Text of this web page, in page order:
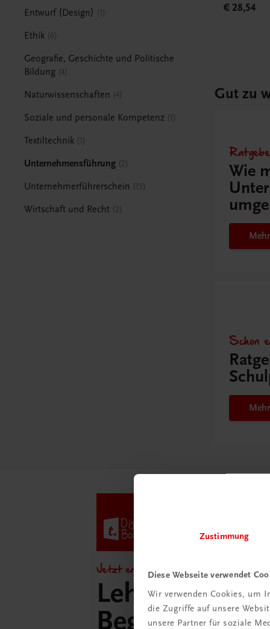
Zustimmung
Diese Webseite verwendet
Wir verwenden Cookies, um
die Zugriffe auf unsere
unsere Partner für soziale
Entwurf (Design) 1
Ethik 6
Geografie, Geschichte und Politische
Bildung 4
Naturwissenschaften 4
Soziale und personale Kompetenz 1
Textiltechnik 1
Unternehmensführung 2
Unternehmerführerschein 15
Wirtschaft und Recht 2
€ 28,54
Gut zu
Wie
Schon
Jetzt entdecken!
Lehrer/innen-
Begleitpakete